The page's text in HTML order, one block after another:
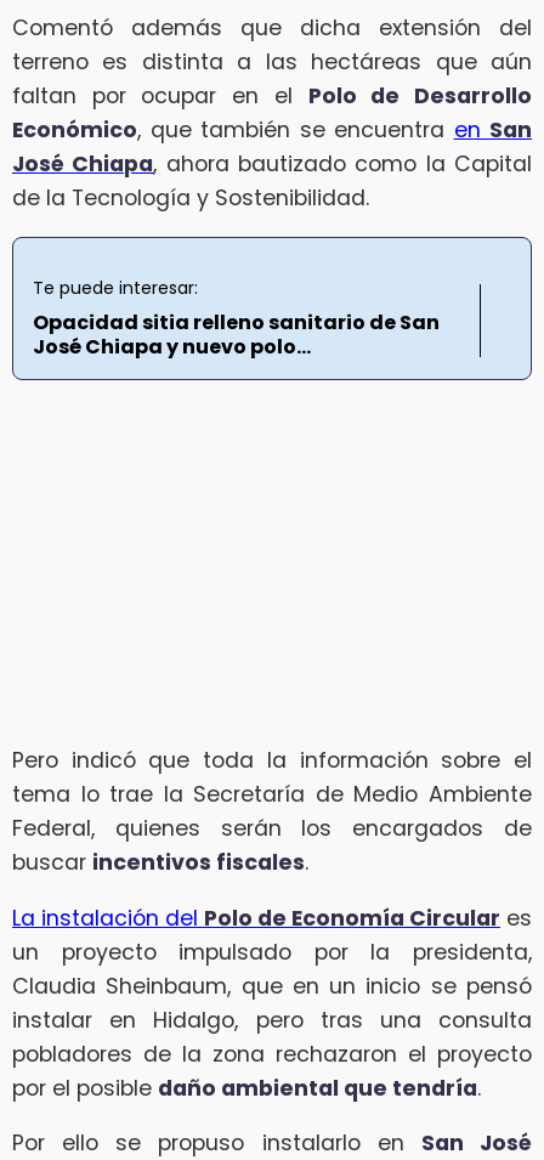
Comentó además que dicha extensión del
terreno es distinta a las hectáreas que aún
faltan por ocupar en el Polo de Desarrollo
Económico, que también se encuentra en San
José Chiapa, ahora bautizado como la Capital
de la Tecnología y Sostenibilidad.
Te puede interesar:
Opacidad sitia relleno sanitario de San
José Chiapa y nuevo polo...
Pero indicó que toda la información sobre el
tema lo trae la Secretaría de Medio Ambiente
Federal, quienes serán los encargados de
buscar incentivos fiscales.
La instalación del Polo de Economía Circular es
un proyecto impulsado por la presidenta,
Claudia Sheinbaum, que en un inicio se pensó
instalar en Hidalgo, pero tras una consulta
pobladores de la zona rechazaron el proyecto
por el posible daño ambiental que tendría.
Por ello se propuso instalarlo en San José